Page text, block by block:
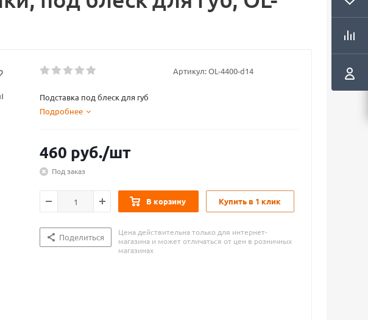
Артикул: OL-4400-d14
Подставка под блеск для губ
Подробнее
460 руб./шт
Под заказ
В корзину Купить в 1 клик
Поделиться
Цена действительна только для интернет-
магазина и может отличаться от цен в розничных
магазинах